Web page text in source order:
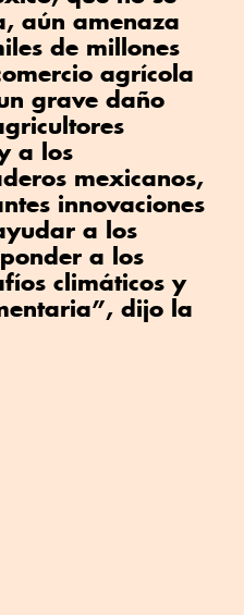
aún amenaza
de millones
agrícola
grave daño
a los
mexicanos,
innovaciones
a los
a los
climáticos y
dijo la